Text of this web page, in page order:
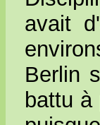
avait
Berlin
battu